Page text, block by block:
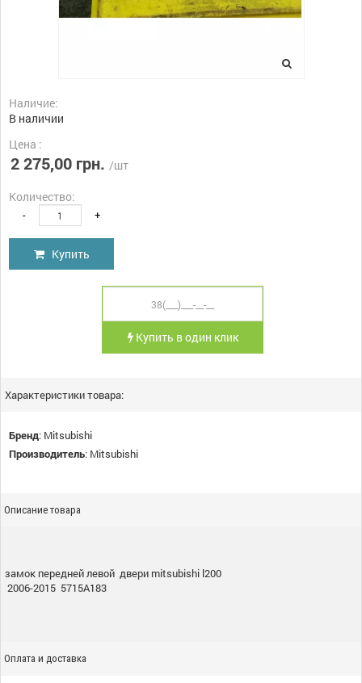
Наличие:
В наличии
Цена :
2 275,00 грн. /шт
Количество:
- +
Купить
Купить в один клик
Характеристики товара:
Бренд: Mitsubishi
Производитель: Mitsubishi
Описание товара
замок передней левой двери mitsubishi l200
2006-2015 5715A183
Оплата и доставка